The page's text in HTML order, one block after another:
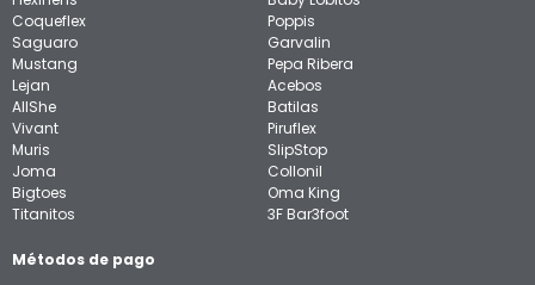
Coqueflex
Saguaro
Mustang
Lejan
AllShe
Vivant
Muris
Joma
Bigtoes
Titanitos
Poppis
Garvalin
Pepa Ribera
Acebos
Batilas
Piruflex
SlipStop
Collonil
Oma King
3F Bar3foot
Métodos de pago